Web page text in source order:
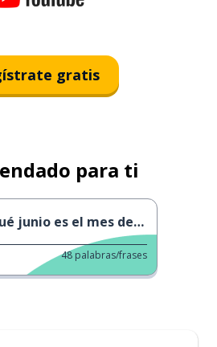
gratis
para ti
junio es el mes del orgullo?
48 palabras/frases